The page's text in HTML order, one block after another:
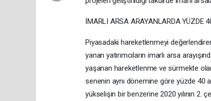
İMARLI ARSA ARAYANLARDA YÜZDE
Piyasadaki hareketlenmeyi
yanan yatırımcıların imarlı arsa
yaşanan hareketlenme ve sürmekte
senenin aynı dönemine göre yüzde 40
yükselişin bir benzerine 2020 yılının